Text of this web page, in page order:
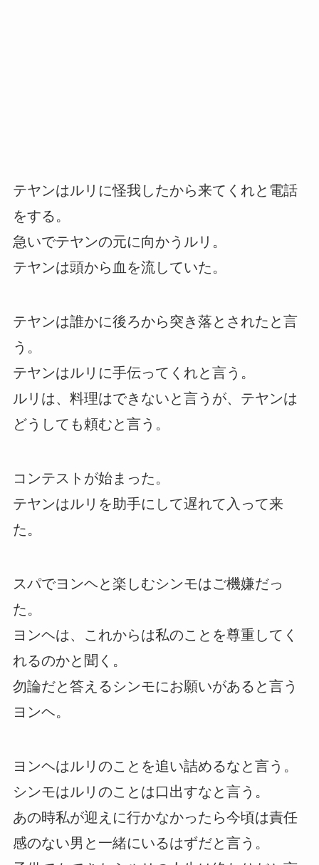
テヤンはルリに怪我したから来てくれと電話
をする。
急いでテヤンの元に向かうルリ。
テヤンは頭から血を流していた。
テヤンは誰かに後ろから突き落とされたと言
う。
テヤンはルリに手伝ってくれと言う。
ルリは、料理はできないと言うが、テヤンは
どうしても頼むと言う。
コンテストが始まった。
テヤンはルリを助手にして遅れて入って来
た。
スパでヨンヘと楽しむシンモはご機嫌だっ
た。
ヨンヘは、これからは私のことを尊重してく
れるのかと聞く。
勿論だと答えるシンモにお願いがあると言う
ヨンヘ。
ヨンヘはルリのことを追い詰めるなと言う。
シンモはルリのことは口出すなと言う。
あの時私が迎えに行かなかったら今頃は責任
感のない男と一緒にいるはずだと言う。